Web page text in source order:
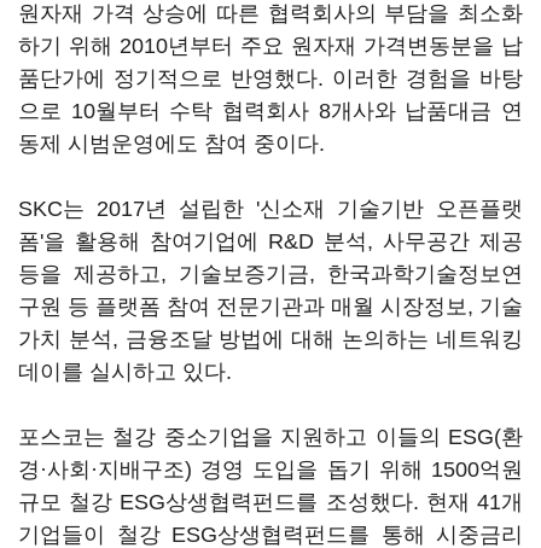
원자재 가격 상승에 따른 협력회사의 부담을 최소화
하기 위해 2010년부터 주요 원자재 가격변동분을 납
품단가에 정기적으로 반영했다. 이러한 경험을 바탕
으로 10월부터 수탁 협력회사 8개사와 납품대금 연
동제 시범운영에도 참여 중이다.
SKC는 2017년 설립한 '신소재 기술기반 오픈플랫
폼'을 활용해 참여기업에 R&D 분석, 사무공간 제공
등을 제공하고, 기술보증기금, 한국과학기술정보연
구원 등 플랫폼 참여 전문기관과 매월 시장정보, 기술
가치 분석, 금융조달 방법에 대해 논의하는 네트워킹
데이를 실시하고 있다.
포스코는 철강 중소기업을 지원하고 이들의 ESG(환
경·사회·지배구조) 경영 도입을 돕기 위해 1500억원
규모 철강 ESG상생협력펀드를 조성했다. 현재 41개
기업들이 철강 ESG상생협력펀드를 통해 시중금리